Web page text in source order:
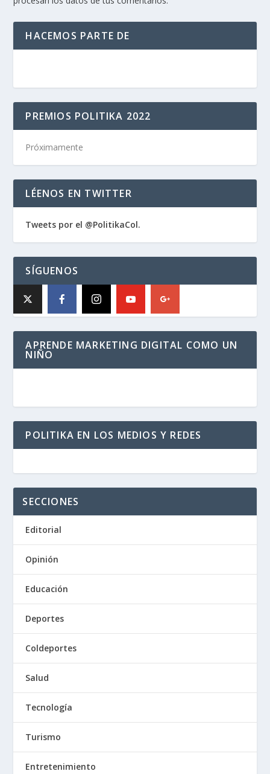
HACEMOS PARTE DE
PREMIOS POLITIKA 2022
Próximamente
LÉENOS EN TWITTER
Tweets por el @PolitikaCol.
SÍGUENOS
APRENDE MARKETING DIGITAL COMO UN
NIÑO
POLITIKA EN LOS MEDIOS Y REDES
SECCIONES
Editorial
Opinión
Educación
Deportes
Coldeportes
Salud
Tecnología
Turismo
Entretenimiento